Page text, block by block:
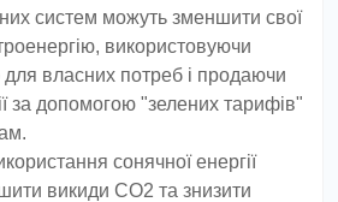
систем можуть зменшити свої
використовуючи
для власних потреб і продаючи
за допомогою "зелених тарифів"
сонячної енергії
викиди CO2 та знизити